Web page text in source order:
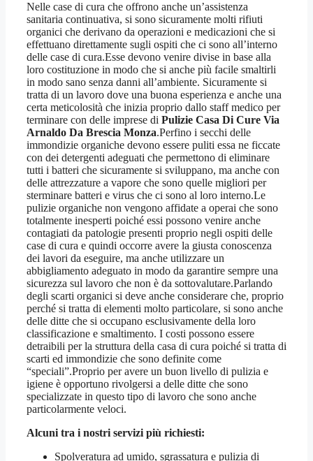
Nelle case di cura che offrono anche un’assistenza
sanitaria continuativa, si sono sicuramente molti rifiuti
organici che derivano da operazioni e medicazioni che si
effettuano direttamente sugli ospiti che ci sono all’interno
delle case di cura.Esse devono venire divise in base alla
loro costituzione in modo che si anche più facile smaltirli
in modo sano senza danni all’ambiente. Sicuramente si
tratta di un lavoro dove una buona esperienza e anche una
certa meticolosità che inizia proprio dallo staff medico per
terminare con delle imprese di Pulizie Casa Di Cure Via
Arnaldo Da Brescia Monza.Perfino i secchi delle
immondizie organiche devono essere puliti essa ne ficcate
con dei detergenti adeguati che permettono di eliminare
tutti i batteri che sicuramente si sviluppano, ma anche con
delle attrezzature a vapore che sono quelle migliori per
sterminare batteri e virus che ci sono al loro interno.Le
pulizie organiche non vengono affidate a operai che sono
totalmente inesperti poiché essi possono venire anche
contagiati da patologie presenti proprio negli ospiti delle
case di cura e quindi occorre avere la giusta conoscenza
dei lavori da eseguire, ma anche utilizzare un
abbigliamento adeguato in modo da garantire sempre una
sicurezza sul lavoro che non è da sottovalutare.Parlando
degli scarti organici si deve anche considerare che, proprio
perché si tratta di elementi molto particolare, si sono anche
delle ditte che si occupano esclusivamente della loro
classificazione e smaltimento. I costi possono essere
detraibili per la struttura della casa di cura poiché si tratta di
scarti ed immondizie che sono definite come
“speciali”.Proprio per avere un buon livello di pulizia e
igiene è opportuno rivolgersi a delle ditte che sono
specializzate in questo tipo di lavoro che sono anche
particolarmente veloci.
Alcuni tra i nostri servizi più richiesti:
Spolveratura ad umido, sgrassatura e pulizia di